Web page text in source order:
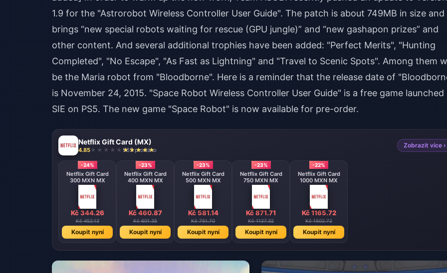
1.9 for the "Astrorobot Wireless Controller User Guide". The patch is about 749MB in size and
brings “new special robots waiting for rescue (GPU jungle)” and “new gashapon prizes” and
other content. And several additional trophies have been added: "Perfect Merits", "Hunting
Completed", "No Escape", "As Fast as Lightning" and "Travel to Scenic Spots". Among them
be the Maria robot from "Bloodborne". Here is a reminder that the release date of
is November 24, 2015. "Space Robot Wireless Controller User Guide" is a free game launched
SIE on PS5. The new game "Space Robot" is now available for pre-order.
Netflix Gift Card (MX)
4.85 965 prodáno
Zobrazit více ›
-24%
Netflix Gift Card
300 MXN MX
Kč 344.26
Kč 452.13
Koupit nyní
-23%
Netflix Gift Card
400 MXN MX
Kč 460.87
Kč 601.35
Koupit nyní
-23%
Netflix Gift Card
500 MXN MX
Kč 581.14
Kč 751.70
Koupit nyní
-23%
Netflix Gift Card
750 MXN MX
Kč 871.71
Kč 1127.32
Koupit nyní
-22%
Netflix Gift Card
1000 MXN MX
Kč 1165.72
Kč 1502.72
Koupit nyní